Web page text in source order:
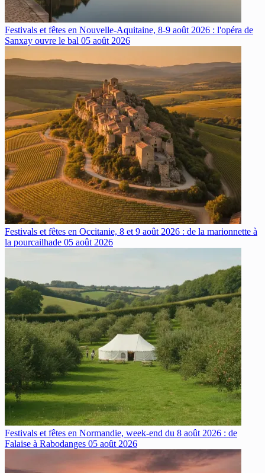
Festivals et fêtes en Nouvelle-Aquitaine, 8-9 août 2026 : l'opéra de
Sanxay ouvre le bal 05 août 2026
Festivals et fêtes en Occitanie, 8 et 9 août 2026 : de la marionnette à
la pourcailhade 05 août 2026
Festivals et fêtes en Normandie, week-end du 8 août 2026 : de
Falaise à Rabodanges 05 août 2026